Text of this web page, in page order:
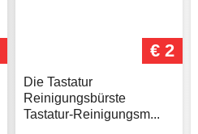
€ 2
Die Tastatur
Reinigungsbürste
Tastatur-Reinigungsm...